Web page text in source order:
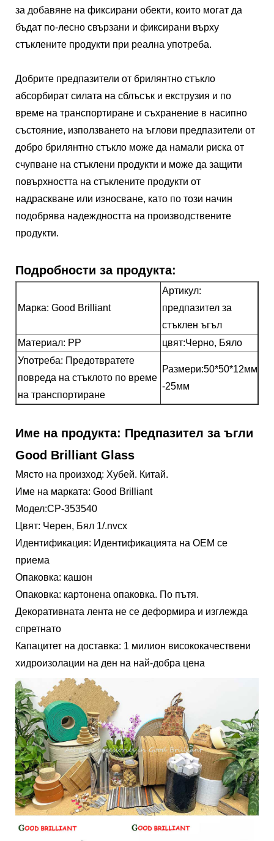
за добавяне на фиксирани обекти, които могат да
бъдат по-лесно свързани и фиксирани върху
стъклените продукти при реална употреба.
Добрите предпазители от брилянтно стъкло
абсорбират силата на сблъсък и екструзия и по
време на транспортиране и съхранение в насипно
състояние, използването на ъглови предпазители от
добро брилянтно стъкло може да намали риска от
счупване на стъклени продукти и може да защити
повърхността на стъклените продукти от
надраскване или износване, като по този начин
подобрява надеждността на производствените
продукти.
Подробности за продукта:
Марка: Good Brilliant
Артикул:
предпазител за
стъклен ъгъл
Материал: PP
цвят:Черно, Бяло
Употреба: Предотвратете
повреда на стъклото по време
на транспортиране
Размери:50*50*12мм
-25мм
Име на продукта: Предпазител за ъгли
Good Brilliant Glass
Място на произход: Хубей. Китай.
Име на марката: Good Brilliant
Модел:CP-353540
Цвят: Черен, Бял 1/.nvcx
Идентификация: Идентификацията на OEM се
приема
Опаковка: кашон
Опаковка: картонена опаковка. По пътя.
Декоративната лента не се деформира и изглежда
спретнато
Капацитет на доставка: 1 милион висококачествени
хидроизолации на ден на най-добра цена